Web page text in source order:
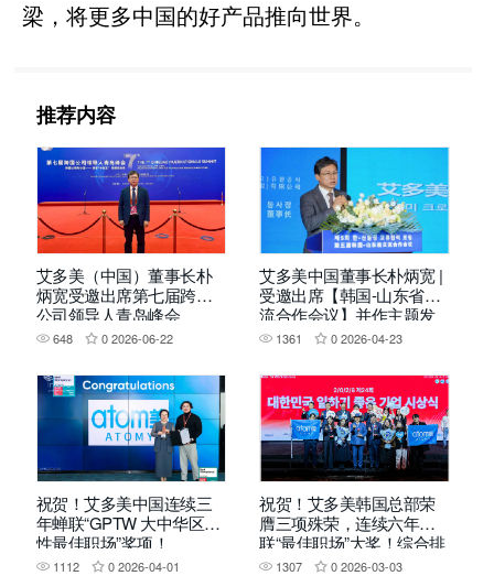
梁，将更多中国的好产品推向世界。
推荐内容
艾多美（中国）董事长朴
炳宽受邀出席第七届跨国
公司领导人青岛峰会
648 0 2026-06-22
艾多美中国董事长朴炳宽 |
受邀出席【韩国-山东省交
流合作会议】并作主题发
言 1361 0 2026-04-23
祝贺！艾多美中国连续三
年蝉联“GPTW 大中华区女
性最佳职场”奖项！
1112 0 2026-04-01
祝贺！艾多美韩国总部荣
膺三项殊荣，连续六年蝉
联“最佳职场”大奖！综合排
名Top2！
1307 0 2026-03-03